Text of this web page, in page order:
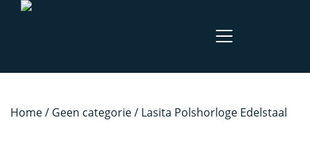
Home/ Geen categorie/ Lasita Polshorloge Edelstaal